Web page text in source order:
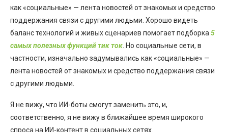
как «социальные» — лента новостей от знакомых и средство
поддержания связи с другими людьми. Хорошо видеть
баланс технологий и живых сценариев помогает подборка5
самых полезных функций тик ток. Но социальные сети, в
частности, изначально задумывались как «социальные» —
лента новостей от знакомых и средство поддержания связи
с другими людьми.
Я не вижу, что ИИ-боты смогут заменить это, и,
соответственно, я не вижу в ближайшее время широкого
спроса на ИИ-контент в социальных сетях.